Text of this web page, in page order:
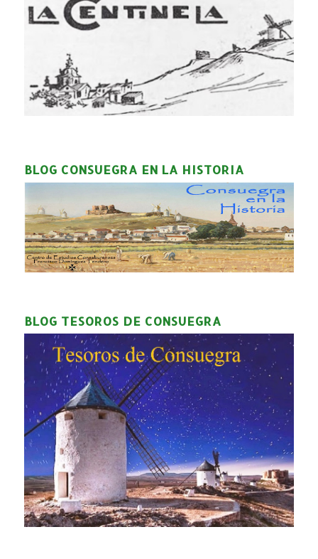
BLOG CONSUEGRA EN LA HISTORIA
BLOG TESOROS DE CONSUEGRA